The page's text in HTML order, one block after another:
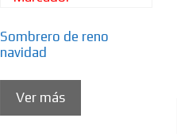
Sombrero de reno
navidad
Ver más